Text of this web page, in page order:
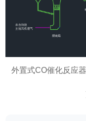
外置式CO催化反应